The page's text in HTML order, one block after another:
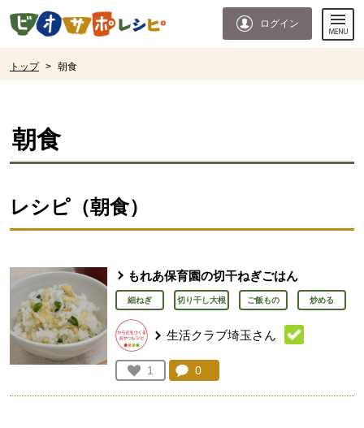
ページの先頭です。
ログイン
トップ > 朝食
朝食
レシピ（朝食）
もれあ保育園の切干ねぎごはん
細ねぎ 切り干し大根 ご飯もの 炒める
生活クラブ埼玉さん
お気に入り登録：
1
人が登録
コメント：
0